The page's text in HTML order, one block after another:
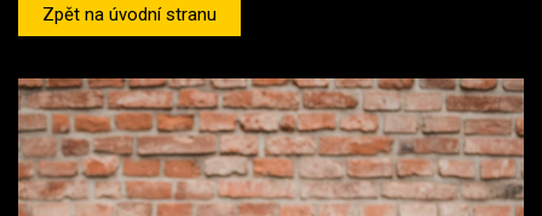
Zpět na úvodní stranu